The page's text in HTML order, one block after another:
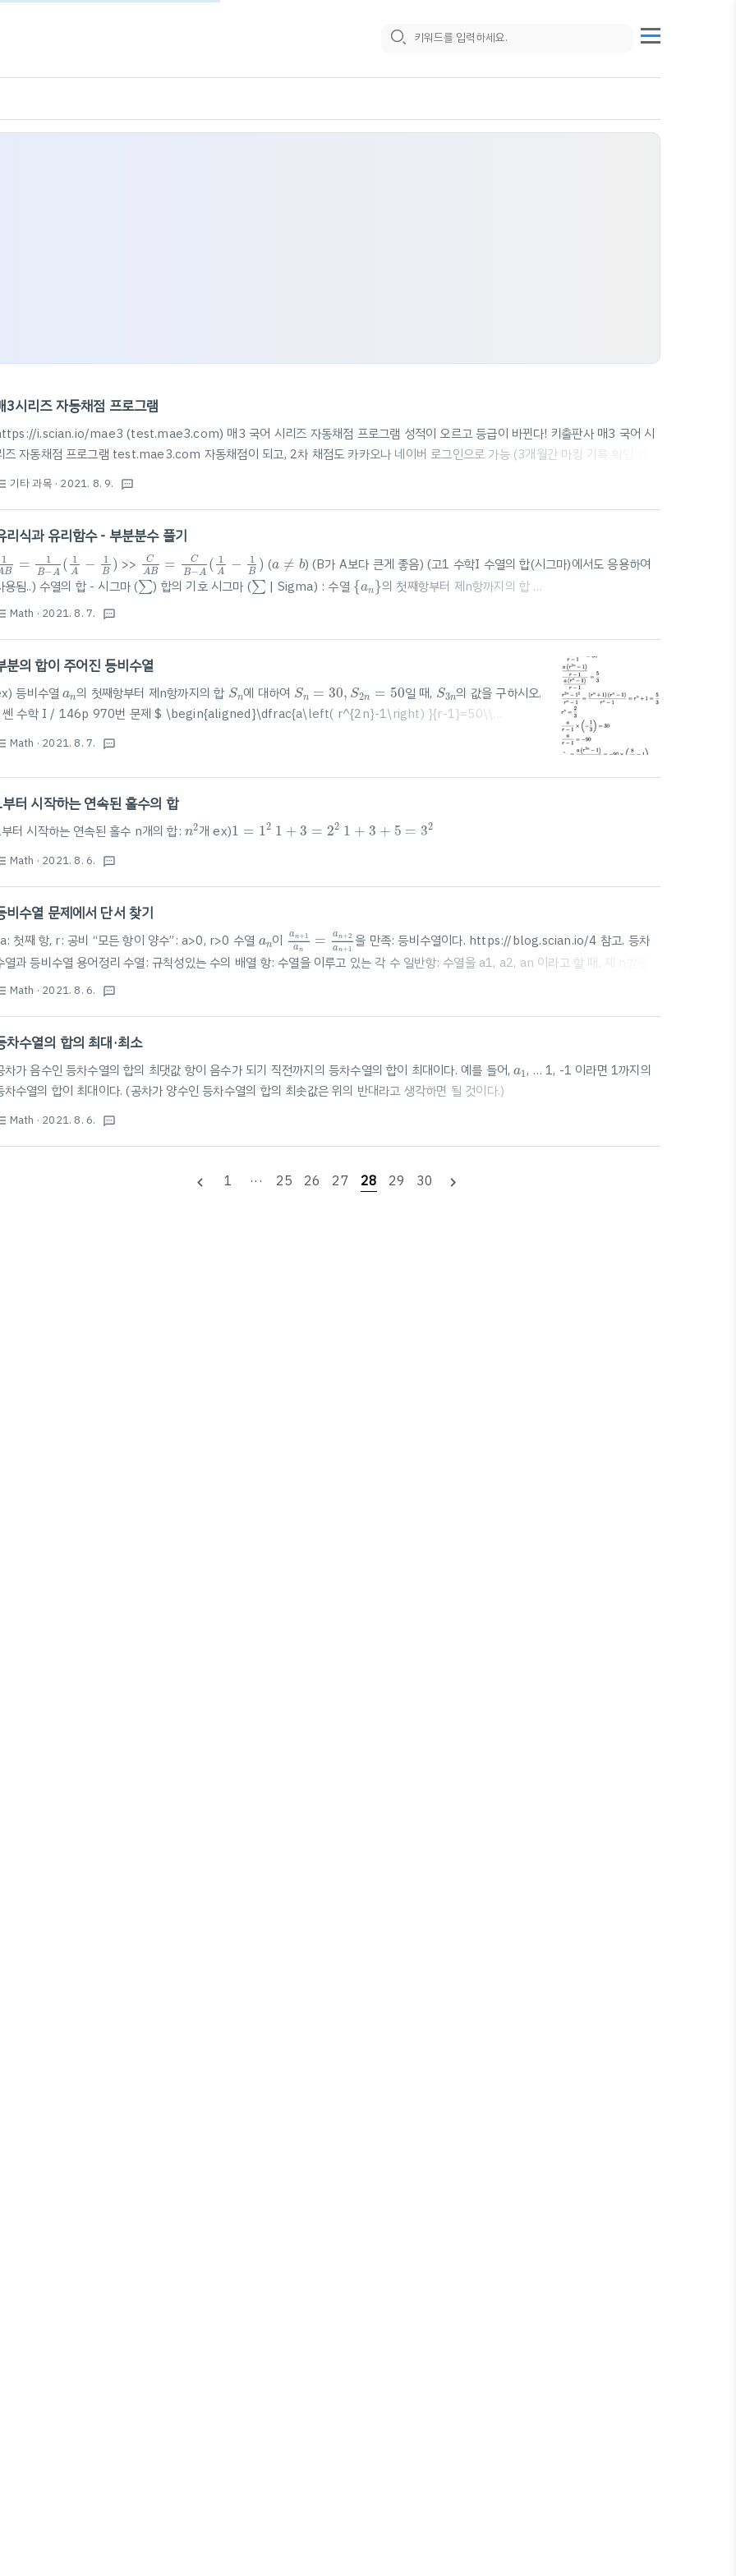
3시리즈 자동채점 프로그램
i.scian.io/mae3 (test.mae3.com) 매3 국어 시리즈 자동채점 프로그램 성적이 오르고 등급이 바뀐다! 키출판사 매3 국어 시
즈 자동채점 프로그램 test.mae3.com 자동채점이 되고, 2차 채점도 카카오나 네이버 로그인으로 가능 (3개월간 마킹 기록 확인 가
기타 과목 · 2021. 8. 9. textsms
리식과 유리함수 - 부분분수 풀기
1
B = 1
B−A
( 1
A − 1
B )
A B− A( 1 B ) >>
C
AB =
C
B−A
( 1
A − 1
B )
CA B− A( 1 1B) (a ≠ b
a ≠b ) (B가 A보다 큰게 좋음) (고1 수학I 수열의 합(시그마)에서도 응용하여
용됨..) 수열의 합 - 시그마 (∑
∑ ) 합의 기호 시그마 (∑
∑ | Sigma) : 수열 {an}
{an }의 첫째항부터 제n항까지의 합
1 + a 2 + a3 + . +a ∑k 1 na k
Math · 2021. 8. 7. textsms
분의 합이 주어진 등비수열
등비수열an
an의 첫째항부터 제n항까지의 합 Sn
Sn 에 대하여 Sn = 30, S2n = 50
Sn =30,S 2n= 50 일 때, S3n
S3 n
의 값을 구하시오.
쎈 수학 I / 146p 970번 문제 $ \begin{aligned}\dfrac{a\left( r^{2n}-1\right) }{r-1}=50\\
\dfrac{a\left( r^{n}-1\right) }{r-1}=30\\ \dfrac{\dfrac{a\left( r^{2n}-1\right) }{r-1}}
{\dfrac{a\left( r^{n}-1\right) }{r-1}}=\dfrac{5}{3}\\ \dfrac{r^{2n}-1^{2}}{r^{n}-1}=\dfrac{\left(
\left( r^{n}-1\right) }{r^{..
Math · 2021. 8. 7. textsms
터 시작하는 연속된 홀수의 합
터 시작하는 연속된 홀수 n개의 합:n2
2개 ex)1 = 12
1 2 1 + 3 = 22
1 +3 = 1 + 3 + 5 = 32
1 + + 5= 3
Math · 2021. 8. 6. textsms
비수열 문제에서 단서 찾기
첫째 항, r: 공비 “모든 항이 양수”: a>0, r>0 수열 an
an이 an+ 1
an
= an+2
an+ 1
an+ n=an+ 2an+ 1
을 만족: 등비수열이다. https://blog.scian.io/4 참고. 등차
열과 등비수열 용어정리 수열: 규칙성있는 수의 배열 항: 수열을 이루고 있는 각 수 일반항: 수열을 a1, a2, an 이라고 할 때, 제 n항을
열의 일반항이라고 한다. (n값만 대입하면 바로 n번째 항의 값을 구할 수 있 blog.scian.io
Math · 2021. 8. 6. textsms
차수열의 합의 최대·최소
차가 음수인 등차수열의 합의 최댓값 항이 음수가 되기 직전까지의 등차수열의 합이 최대이다. 예를 들어,a1
a1, … 1, -1 이라면 1까지의
차수열의 합이 최대이다. (공차가 양수인 등차수열의 합의 최솟값은 위의 반대라고 생각하면 될 것이다.)
Math · 2021. 8. 6. textsms
navigate_before 1 ··· 25 26 27 28 29 30 navigate_next